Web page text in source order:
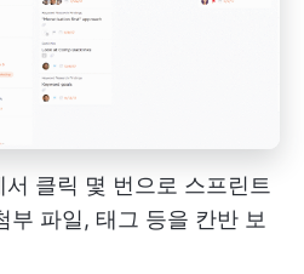
클릭 몇 번으로 스프린트
부 파일, 태그 등을 칸반 보